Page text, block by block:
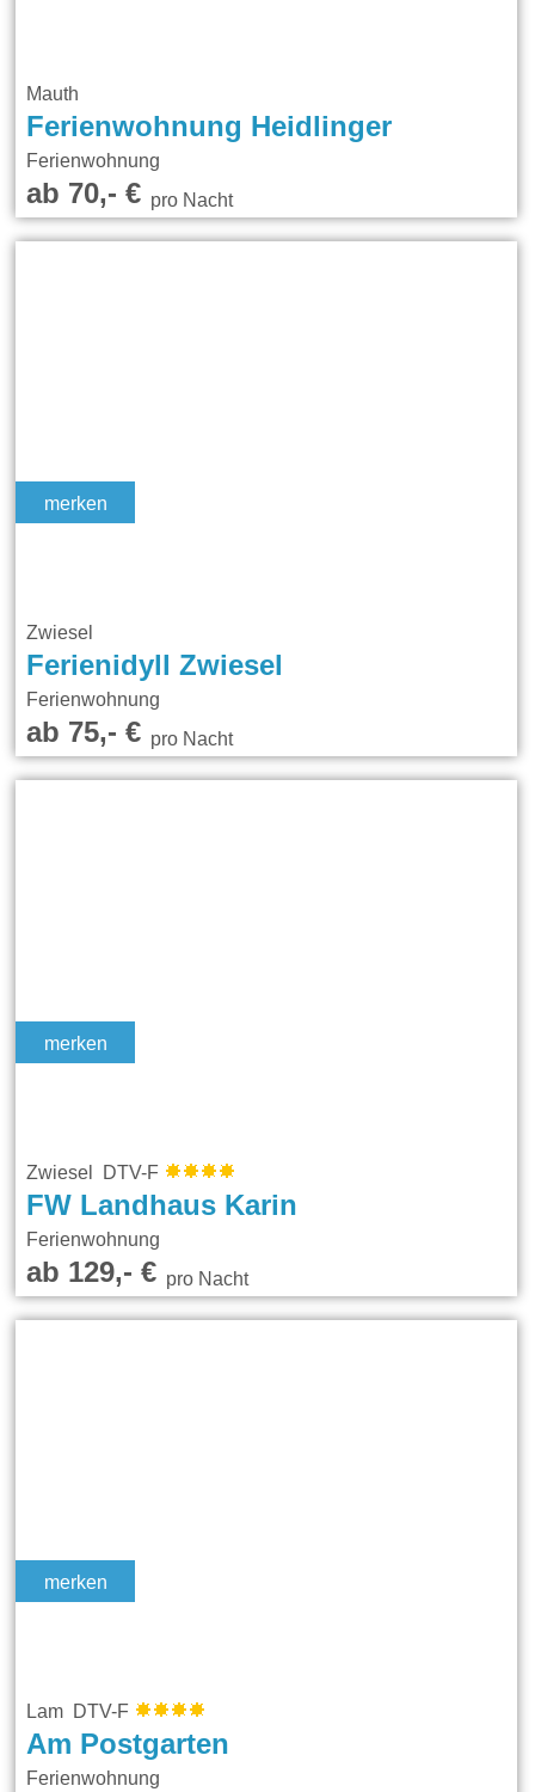
Mauth
Ferienwohnung Heidlinger
Ferienwohnung
ab 70,- €pro Nacht
merken
Zwiesel
Ferienidyll Zwiesel
Ferienwohnung
ab 75,- €pro Nacht
merken
Zwiesel DTV-F
FW Landhaus Karin
Ferienwohnung
ab 129,- €pro Nacht
merken
Lam DTV-F
Am Postgarten
Ferienwohnung